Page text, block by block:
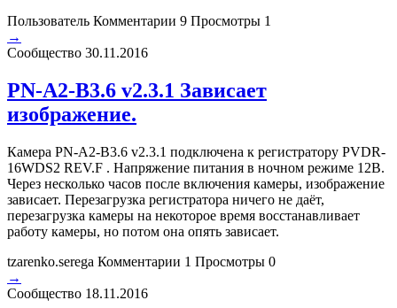
Пользователь Комментарии 9 Просмотры 1
→
Сообщество 30.11.2016
PN-A2-B3.6 v2.3.1 Зависает
изображение.
Камера PN-A2-B3.6 v2.3.1 подключена к регистратору PVDR-
16WDS2 REV.F . Напряжение питания в ночном режиме 12В.
Через несколько часов после включения камеры, изображение
зависает. Перезагрузка регистратора ничего не даёт,
перезагрузка камеры на некоторое время восстанавливает
работу камеры, но потом она опять зависает.
tzarenko.serega Комментарии 1 Просмотры 0
→
Сообщество 18.11.2016